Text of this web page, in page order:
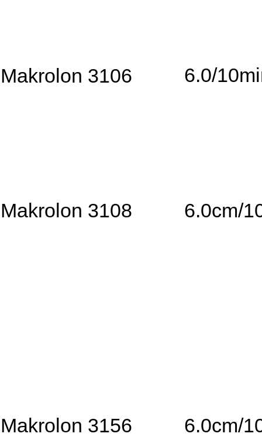
Makrolon 3106 6.0/
Makrolon 3108 6.0cm/
Makrolon 3156 6.0cm/